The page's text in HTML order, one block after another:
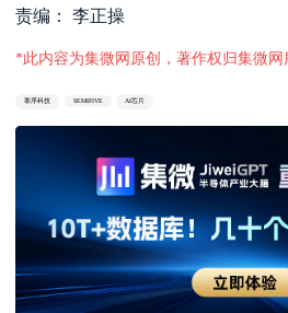
责编： 李正操
*此内容为集微网原创，著作权归集微网
寒序科技 SEMIFIVE AI芯片